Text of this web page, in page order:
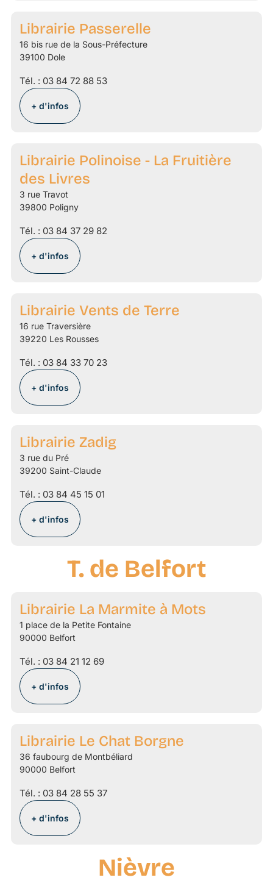
Librairie Passerelle
16 bis rue de la Sous-Préfecture
39100 Dole
Tél. : 03 84 72 88 53
+ d'infos
Librairie Polinoise - La Fruitière
des Livres
3 rue Travot
39800 Poligny
Tél. : 03 84 37 29 82
+ d'infos
Librairie Vents de Terre
16 rue Traversière
39220 Les Rousses
Tél. : 03 84 33 70 23
+ d'infos
Librairie Zadig
3 rue du Pré
39200 Saint-Claude
Tél. : 03 84 45 15 01
+ d'infos
T. de Belfort
Librairie La Marmite à Mots
1 place de la Petite Fontaine
90000 Belfort
Tél. : 03 84 21 12 69
+ d'infos
Librairie Le Chat Borgne
36 faubourg de Montbéliard
90000 Belfort
Tél. : 03 84 28 55 37
+ d'infos
Nièvre